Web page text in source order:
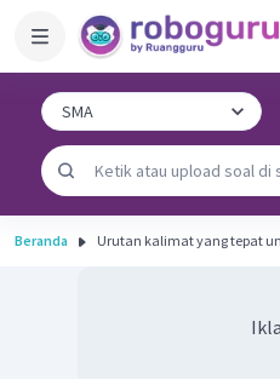
Beranda Urutan kalimat yang tepat